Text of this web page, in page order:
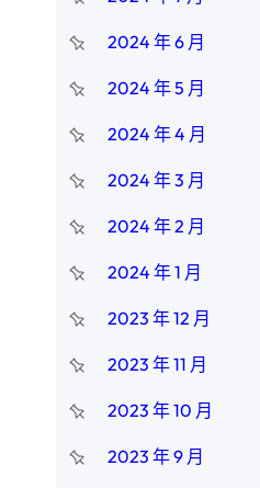
2024 年 6 月
2024 年 5 月
2024 年 4 月
2024 年 3 月
2024 年 2 月
2024 年 1 月
2023 年 12 月
2023 年 11 月
2023 年 10 月
2023 年 9 月